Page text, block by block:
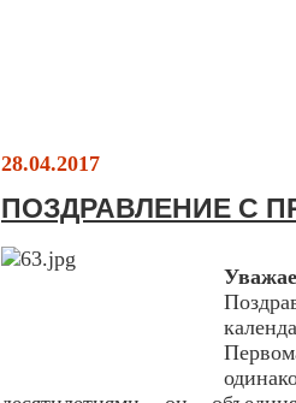
28.04.2017
ПОЗДРАВЛЕНИЕ С